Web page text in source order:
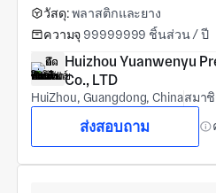
วัสดุ: พลาสติกและยาง
ความจุ 99999999 ชิ้นส่วน / ปี
Huizhou Yuanwenyu
Co., LTD
HuiZhou, Guangdong, Chinaสมา
ส่งสอบถาม